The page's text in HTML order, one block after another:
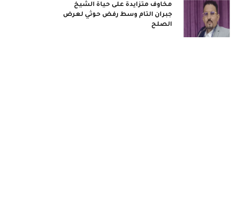
مخاوف متزايدة على حياة الشيخ
جبران التام وسط رفض حوثي لعرض
الصلح